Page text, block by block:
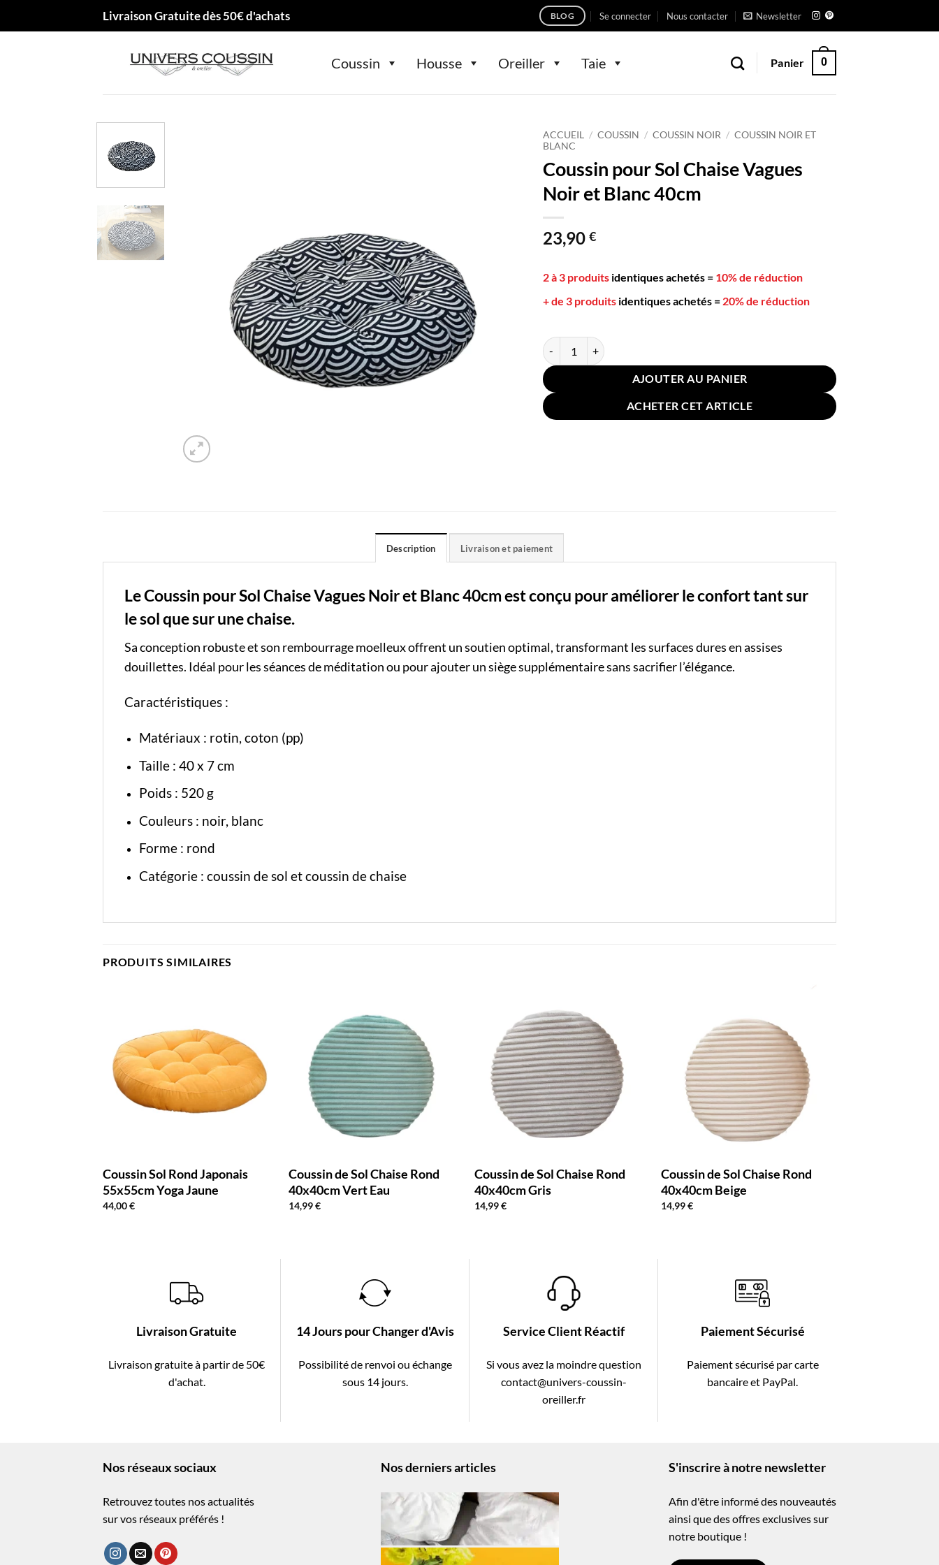
Livraison Gratuite dès 50€ d'achats BLOG Se connecter Nous contacter Newsletter
Coussin Housse Oreiller Taie Panier 0
ACCUEIL / COUSSIN / COUSSIN NOIR / COUSSIN NOIR ET
BLANC
Coussin pour Sol Chaise Vagues
Noir et Blanc 40cm
23,90 €
2 à 3 produits identiques achetés = 10% de réduction
+ de 3 produits identiques achetés = 20% de réduction
quantité de Coussin pour Sol Chaise Vagues Noir et Blanc 40cm
AJOUTER AU PANIER
ACHETER CET ARTICLE
Description Livraison et paiement
Le Coussin pour Sol Chaise Vagues Noir et Blanc 40cm est conçu pour améliorer le confort tant sur
le sol que sur une chaise.
Sa conception robuste et son rembourrage moelleux offrent un soutien optimal, transformant les surfaces dures en assises
douillettes. Idéal pour les séances de méditation ou pour ajouter un siège supplémentaire sans sacrifier l’élégance.
Caractéristiques :
Matériaux : rotin, coton (pp)
Taille : 40 x 7 cm
Poids : 520 g
Couleurs : noir, blanc
Forme : rond
Catégorie : coussin de sol etcoussin de chaise
PRODUITS SIMILAIRES
Coussin Sol Rond Japonais
55x55cm Yoga Jaune
44,00€
Coussin de Sol Chaise Rond
40x40cm Vert Eau
14,99€
Coussin de Sol Chaise Rond
40x40cm Gris
14,99€
Coussin de Sol Chaise Rond
40x40cm Beige
14,99€
Livraison Gratuite
Livraison gratuite à partir de 50€
d'achat.
14 Jours pour Changer d'Avis
Possibilité de renvoi ou échange
sous 14 jours.
Service Client Réactif
Si vous avez la moindre question
contact@univers-coussin-
oreiller.fr
Paiement Sécurisé
Paiement sécurisé par carte
bancaire et PayPal.
Nos réseaux sociaux
Retrouvez toutes nos actualités
sur vos réseaux préférés !
Nos derniers articles S'inscrire à notre newsletter
Afin d'être informé des nouveautés
ainsi que des offres exclusives sur
notre boutique !